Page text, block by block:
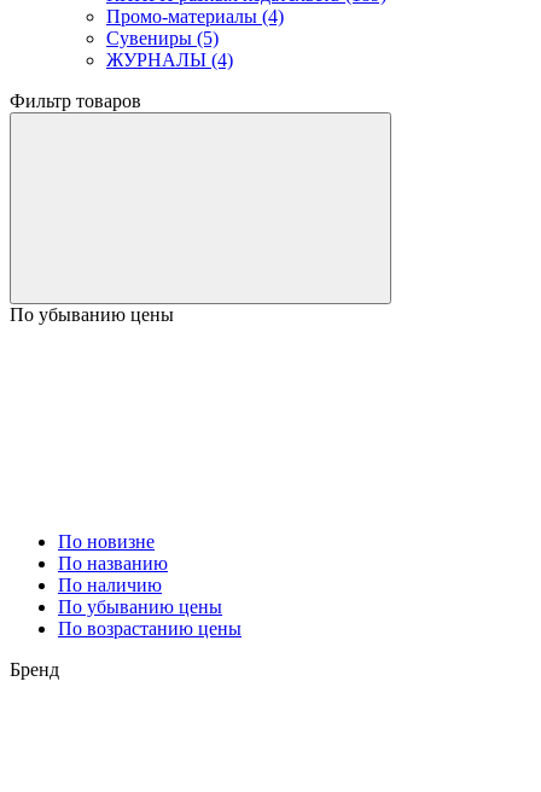
Промо-материалы (4)
Сувениры (5)
ЖУРНАЛЫ (4)
Фильтр товаров
По убыванию цены
По новизне
По названию
По наличию
По убыванию цены
По возрастанию цены
Бренд